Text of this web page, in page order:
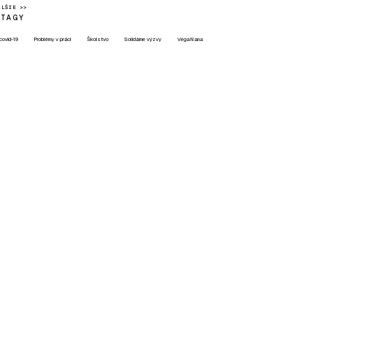
>>
TAGY
covid-19 Problémy v práci Školstvo Solidárne výzvy VegaNana